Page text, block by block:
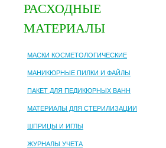
РАСХОДНЫЕ
МАТЕРИАЛЫ
МАСКИ КОСМЕТОЛОГИЧЕСКИЕ
МАНИКЮРНЫЕ ПИЛКИ И ФАЙЛЫ
ПАКЕТ ДЛЯ ПЕДИКЮРНЫХ ВАНН
МАТЕРИАЛЫ ДЛЯ СТЕРИЛИЗАЦИИ
ШПРИЦЫ И ИГЛЫ
ЖУРНАЛЫ УЧЕТА